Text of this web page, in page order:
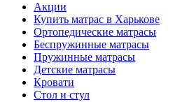
Акции
Купить матрас в Харькове
Ортопедические матрасы
Беспружинные матрасы
Пружинные матрасы
Детские матрасы
Кровати
Стол и стул